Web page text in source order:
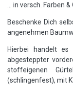
... in versch. Farben
Beschenke Dich
angenehmen
Hierbei handelt
abgesteppter
stoffeigenen
(schlingenfest), mit